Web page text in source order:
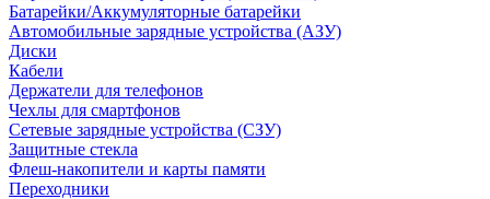
Батарейки/Аккумуляторные батарейки
Автомобильные зарядные устройства (АЗУ)
Диски
Кабели
Держатели для телефонов
Чехлы для смартфонов
Сетевые зарядные устройства (СЗУ)
Защитные стекла
Флеш-накопители и карты памяти
Переходники